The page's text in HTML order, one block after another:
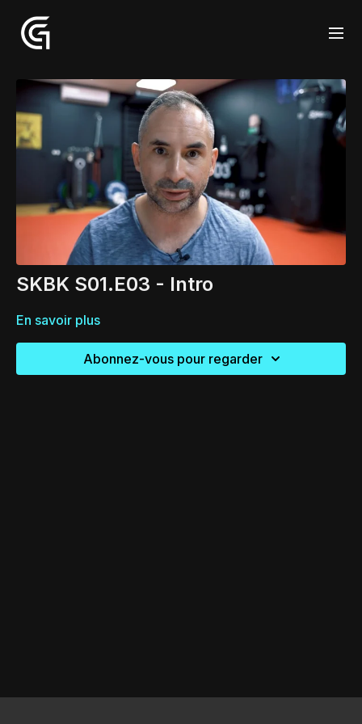
SKBK S01.E03 - Intro
En savoir plus
Abonnez-vous pour regarder